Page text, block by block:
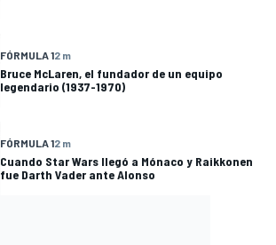
FÓRMULA 12 m
Bruce McLaren, el fundador de un equipo
legendario (1937-1970)
FÓRMULA 12 m
Cuando Star Wars llegó a Mónaco y Raikkonen
fue Darth Vader ante Alonso